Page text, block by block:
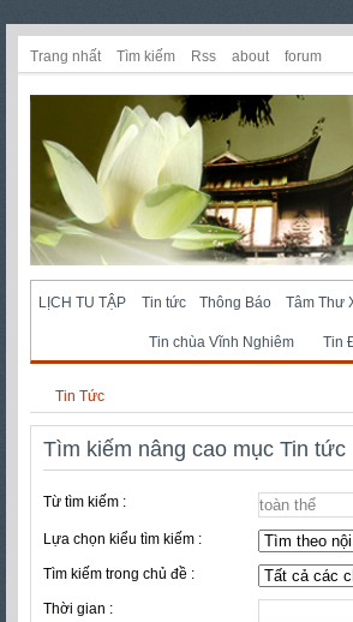
Trang nhất Tìm kiếm Rss about forum
LỊCH TU TẬP Tin tức
Tin chùa Vĩnh Nghiêm Tin
Thông Báo Tâm Thư
Tin Tức
Tìm kiếm nâng cao mục Tin tức
Từ tìm kiếm :
Lựa chọn kiểu tìm kiếm :
Tìm kiếm trong chủ đề :
Thời gian :